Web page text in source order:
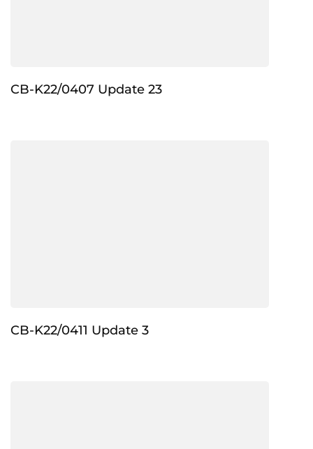
CB-K22/0407 Update 23
CB-K22/0411 Update 3